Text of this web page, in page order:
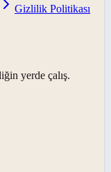
Gizlilik Politikası
yerde çalış.